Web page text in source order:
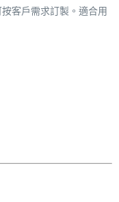
客戶需求訂製。適合用